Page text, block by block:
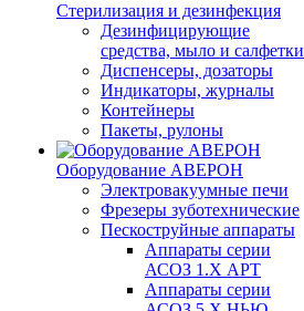
Стерилизация и дезинфекция
Дезинфицирующие
средства, мыло и салфетки
Диспенсеры, дозаторы
Индикаторы, журналы
Контейнеры
Пакеты, рулоны
Оборудование АВЕРОН
Электровакуумные печи
Фрезеры зуботехнические
Пескоструйные аппараты
Аппараты серии
АСОЗ 1.Х АРТ
Аппараты серии